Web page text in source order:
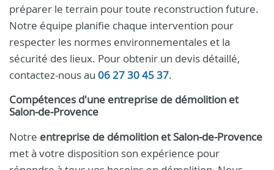
préparer le terrain pour toute reconstruction future.
Notre équipe planifie chaque intervention pour
respecter les normes environnementales et la
sécurité des lieux. Pour obtenir un devis détaillé,
contactez-nous au 06 27 30 45 37.
Compétences d'une entreprise de démolition et
Salon‑de‑Provence
Notre entreprise de démolition et Salon‑de‑Provence
met à votre disposition son expérience pour